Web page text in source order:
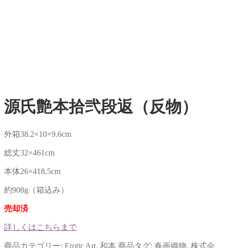
源氏艶本拾弐段返（反物）
外箱38.2×10×9.6cm
総丈32×461cm
本体26×418.5cm
約908g（箱込み）
売却済
詳しくはこちらまで
商品カテゴリー: Erotic Art, 和本 商品タグ: 春画織物, 株式会